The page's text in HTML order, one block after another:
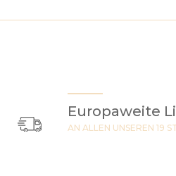
Europaweite
AN ALLEN UNSEREN 19